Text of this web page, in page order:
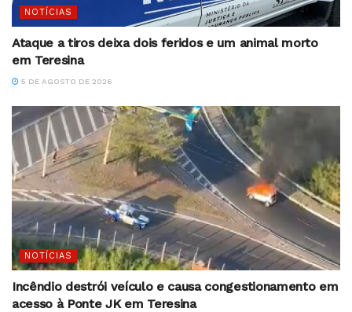
NOTÍCIAS
Ataque a tiros deixa dois feridos e um animal morto
em Teresina
5 DE AGOSTO DE 2026
NOTÍCIAS
Incêndio destrói veículo e causa congestionamento em
acesso à Ponte JK em Teresina